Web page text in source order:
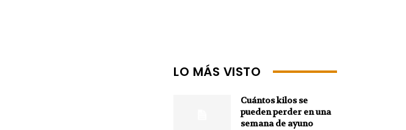
LO MÁS VISTO
Cuántos kilos se
pueden perder en una
semana de ayuno